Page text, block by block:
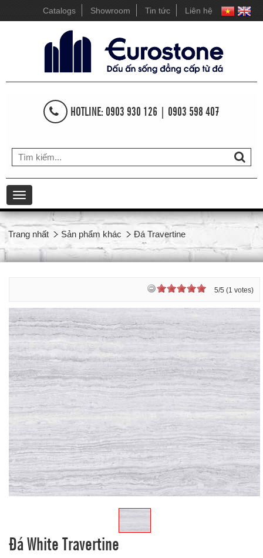
Catalogs Showroom Tin tức Liên hệ
HOTLINE: 0903 930 126 | 0903 598 407
Toggle
navigation
Trang nhất Sản phẩm khác Đá Travertine
5/5 (1 votes)
Đá White Travertine